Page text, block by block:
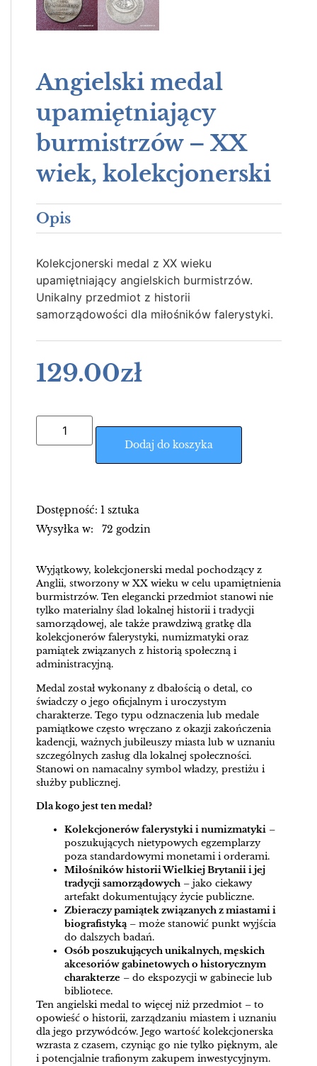
Angielski medal
upamiętniający
burmistrzów – XX
wiek, kolekcjonerski
Opis
Kolekcjonerski medal z XX wieku
upamiętniający angielskich burmistrzów.
Unikalny przedmiot z historii
samorządowości dla miłośników falerystyki.
129.00zł
Dodaj do koszyka
Dostępność: 1 sztuka
Wysyłka w: 72 godzin
Wyjątkowy, kolekcjonerski medal pochodzący z
Anglii, stworzony w XX wieku w celu upamiętnienia
burmistrzów. Ten elegancki przedmiot stanowi nie
tylko materialny ślad lokalnej historii i tradycji
samorządowej, ale także prawdziwą gratkę dla
kolekcjonerów falerystyki, numizmatyki oraz
pamiątek związanych z historią społeczną i
administracyjną.
Medal został wykonany z dbałością o detal, co
świadczy o jego oficjalnym i uroczystym
charakterze. Tego typu odznaczenia lub medale
pamiątkowe często wręczano z okazji zakończenia
kadencji, ważnych jubileuszy miasta lub w uznaniu
szczególnych zasług dla lokalnej społeczności.
Stanowi on namacalny symbol władzy, prestiżu i
służby publicznej.
Dla kogo jest ten medal?
Kolekcjonerów falerystyki i numizmatyki –
poszukujących nietypowych egzemplarzy
poza standardowymi monetami i orderami.
Miłośników historii Wielkiej Brytanii i jej
tradycji samorządowych – jako ciekawy
artefakt dokumentujący życie publiczne.
Zbieraczy pamiątek związanych z miastami i
biografistyką – może stanowić punkt wyjścia
do dalszych badań.
Osób poszukujących unikalnych, męskich
akcesoriów gabinetowych o historycznym
charakterze – do ekspozycji w gabinecie lub
bibliotece.
Ten angielski medal to więcej niż przedmiot – to
opowieść o historii, zarządzaniu miastem i uznaniu
dla jego przywódców. Jego wartość kolekcjonerska
wzrasta z czasem, czyniąc go nie tylko pięknym, ale
i potencjalnie trafionym zakupem inwestycyjnym.